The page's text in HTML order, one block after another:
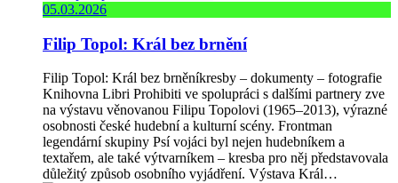
05.03.2026
Filip Topol: Král bez brnění
Filip Topol: Král bez brněníkresby – dokumenty – fotografie
Knihovna Libri Prohibiti ve spolupráci s dalšími partnery zve
na výstavu věnovanou Filipu Topolovi (1965–2013), výrazné
osobnosti české hudební a kulturní scény. Frontman
legendární skupiny Psí vojáci byl nejen hudebníkem a
textařem, ale také výtvarníkem – kresba pro něj představovala
důležitý způsob osobního vyjádření. Výstava Král…